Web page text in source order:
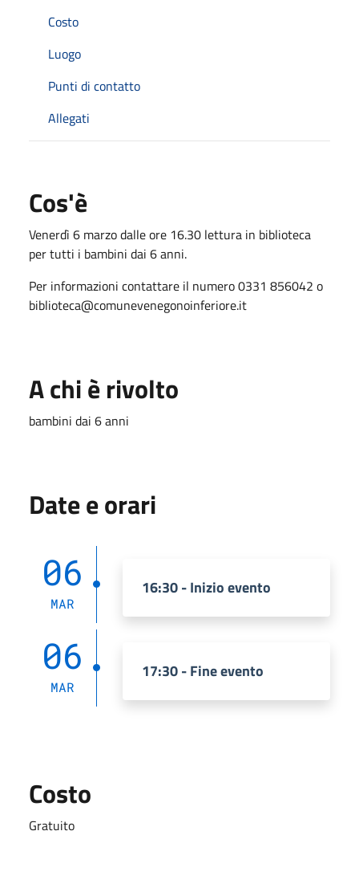
Costo
Luogo
Punti di contatto
Allegati
Cos'è
Venerdì 6 marzo dalle ore 16.30 lettura in biblioteca
per tutti i bambini dai 6 anni.
Per informazioni contattare il numero 0331 856042 o
biblioteca@comunevenegonoinferiore.it
A chi è rivolto
bambini dai 6 anni
Date e orari
06
MAR
16:30 - Inizio evento
06
MAR
17:30 - Fine evento
Costo
Gratuito